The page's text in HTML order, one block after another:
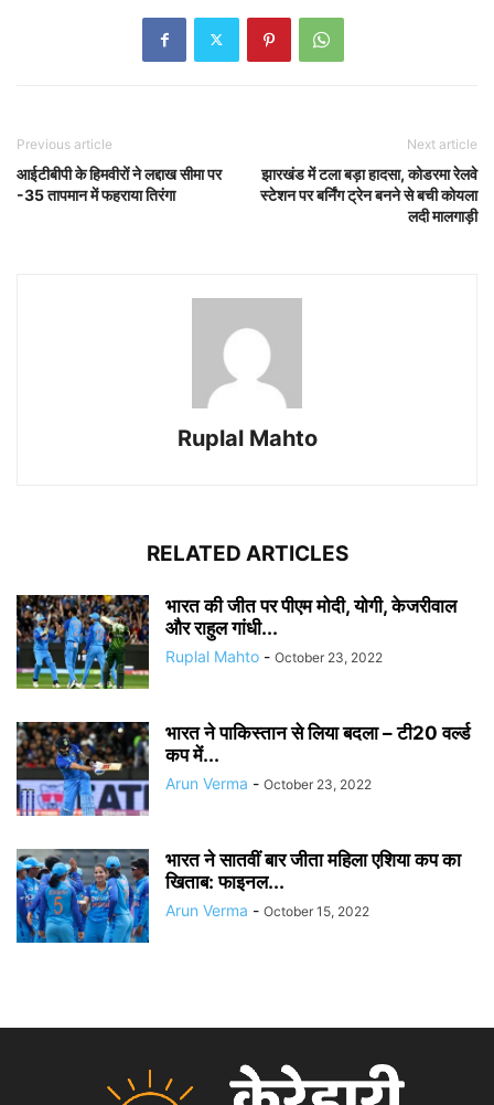
Previous article
आईटीबीपी के हिमवीरों ने लद्दाख सीमा पर
-35 तापमान में फहराया तिरंगा
Next article
झारखंड में टला बड़ा हादसा, कोडरमा रेलवे
स्टेशन पर बर्निंग ट्रेन बनने से बची कोयला
लदी मालगाड़ी
Ruplal Mahto
RELATED ARTICLES
भारत की जीत पर पीएम मोदी, योगी, केजरीवाल
और राहुल गांधी...
Ruplal Mahto - October 23, 2022
भारत ने पाकिस्तान से लिया बदला – टी20 वर्ल्ड
कप में...
Arun Verma - October 23, 2022
भारत ने सातवीं बार जीता महिला एशिया कप का
खिताब: फाइनल...
Arun Verma - October 15, 2022